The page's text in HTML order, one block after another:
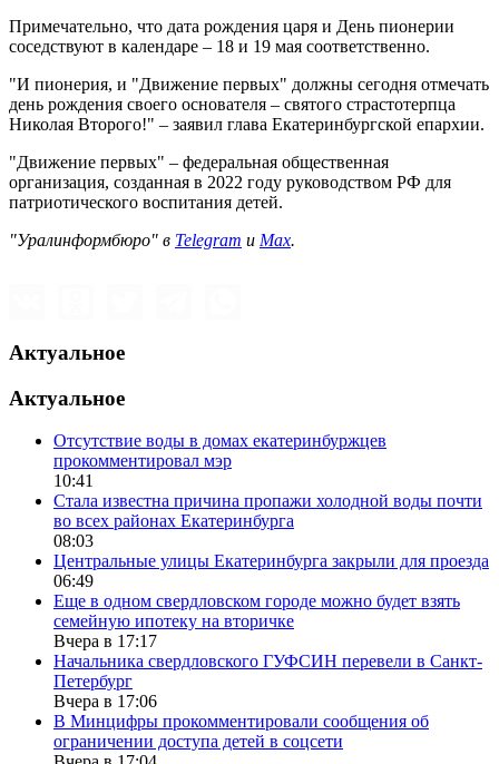
Примечательно, что дата рождения царя и День пионерии
соседствуют в календаре – 18 и 19 мая соответственно.
"И пионерия, и "Движение первых" должны сегодня отмечать
день рождения своего основателя – святого страстотерпца
Николая Второго!" – заявил глава Екатеринбургской епархии.
"Движение первых" – федеральная общественная
организация, созданная в 2022 году руководством РФ для
патриотического воспитания детей.
"Уралинформбюро" в Telegram и Max.
Актуальное
Актуальное
Отсутствие воды в домах екатеринбуржцев
прокомментировал мэр
10:41
Стала известна причина пропажи холодной воды почти
во всех районах Екатеринбурга
08:03
Центральные улицы Екатеринбурга закрыли для проезда
06:49
Еще в одном свердловском городе можно будет взять
семейную ипотеку на вторичке
Вчера в 17:17
Начальника свердловского ГУФСИН перевели в Санкт-
Петербург
Вчера в 17:06
В Минцифры прокомментировали сообщения об
ограничении доступа детей в соцсети